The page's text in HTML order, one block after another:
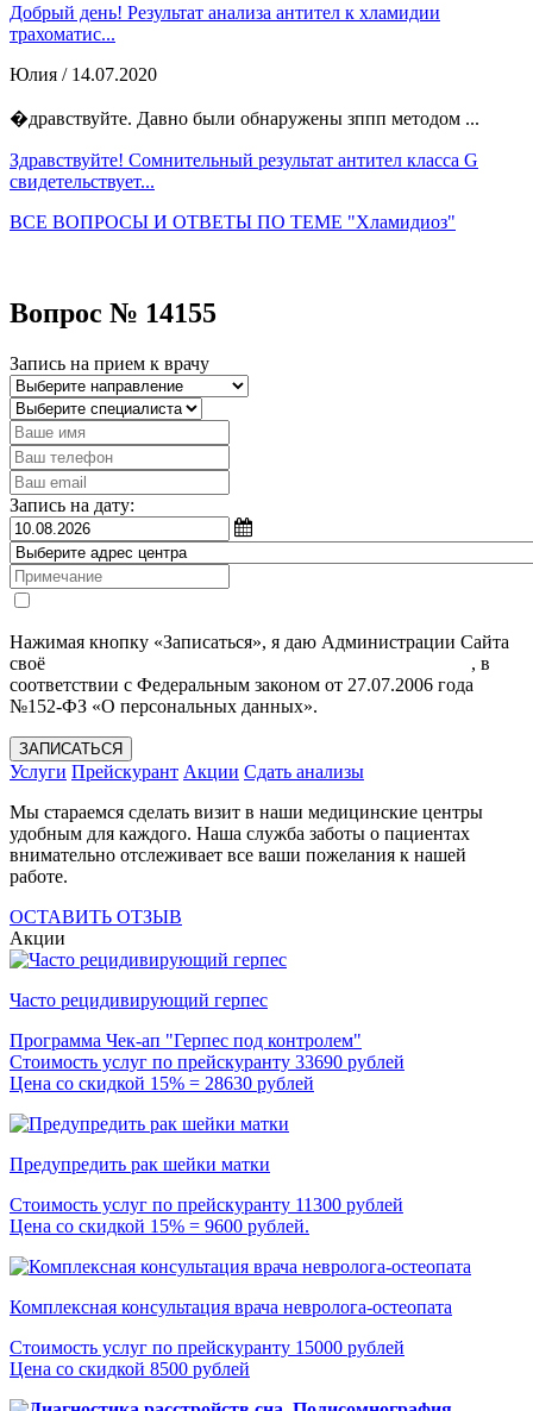
Добрый день! Результат анализа антител к хламидии
трахоматис...
Юлия / 14.07.2020
�дравствуйте. Давно были обнаружены зппп методом ...
Здравствуйте! Сомнительный результат антител класса G
свидетельствует...
ВСЕ ВОПРОСЫ И ОТВЕТЫ ПО ТЕМЕ "Хламидиоз"
Вопрос № 14155
Запись на прием к врачу
Запись на дату:
Нажимая кнопку «Записаться», я даю Администрации Сайта
своё
, в
соответствии с Федеральным законом от 27.07.2006 года
№152-ФЗ «О персональных данных».
ЗАПИСАТЬСЯ
Услуги Прейскурант Акции Сдать анализы
Мы стараемся сделать визит в наши медицинские центры
удобным для каждого. Наша служба заботы о пациентах
внимательно отслеживает все ваши пожелания к нашей
работе.
ОСТАВИТЬ ОТЗЫВ
Акции
Часто рецидивирующий герпес
Программа Чек-ап "Герпес под контролем"
Стоимость услуг по прейскуранту 33690 рублей
Цена со скидкой 15% = 28630 рублей
Предупредить рак шейки матки
Стоимость услуг по прейскуранту 11300 рублей
Цена со скидкой 15% = 9600 рублей.
Комплексная консультация врача невролога-остеопата
Стоимость услуг по прейскуранту 15000 рублей
Цена со скидкой 8500 рублей